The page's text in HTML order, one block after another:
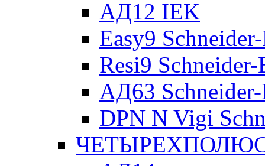
АД12 IEK
Easy9
Resi9
АД63
DPN N Vigi